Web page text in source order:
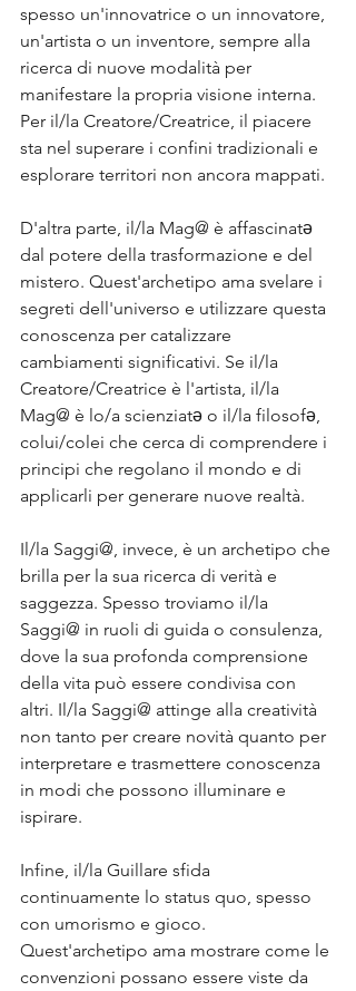
spesso un'innovatrice o un innovatore,
un'artista o un inventore, sempre alla
ricerca di nuove modalità per
manifestare la propria visione interna.
Per il/la Creatore/Creatrice, il piacere
sta nel superare i confini tradizionali e
esplorare territori non ancora mappati.
D'altra parte, il/la Mag@ è affascinatə
dal potere della trasformazione e del
mistero. Quest'archetipo ama svelare i
segreti dell'universo e utilizzare questa
conoscenza per catalizzare
cambiamenti significativi. Se il/la
Creatore/Creatrice è l'artista, il/la
Mag@ è lo/a scienziatə o il/la filosofə,
colui/colei che cerca di comprendere i
principi che regolano il mondo e di
applicarli per generare nuove realtà.
Il/la Saggi@, invece, è un archetipo che
brilla per la sua ricerca di verità e
saggezza. Spesso troviamo il/la
Saggi@ in ruoli di guida o consulenza,
dove la sua profonda comprensione
della vita può essere condivisa con
altri. Il/la Saggi@ attinge alla creatività
non tanto per creare novità quanto per
interpretare e trasmettere conoscenza
in modi che possono illuminare e
ispirare.
Infine, il/la Guillare sfida
continuamente lo status quo, spesso
con umorismo e gioco.
Quest'archetipo ama mostrare come le
convenzioni possano essere viste da